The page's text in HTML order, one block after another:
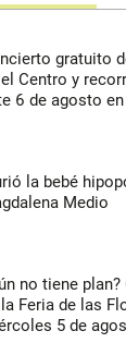
gratuito
Centro y
6 de agosto
la bebé
Medio
no tiene
Feria de las
5 de